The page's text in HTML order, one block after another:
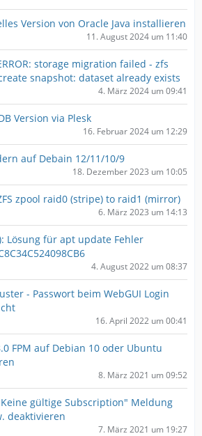
Version von Oracle Java installieren
11. August 2024 um 11:40
storage migration failed - zfs
snapshot: dataset already exists
4. März 2024 um 09:41
Version via Plesk
16. Februar 2024 um 12:29
auf Debain 12/11/10/9
18. Dezember 2023 um 10:05
zpool raid0 (stripe) to raid1 (mirror)
6. März 2023 um 14:13
Lösung für apt update Fehler
4. August 2022 um 08:37
- Passwort beim WebGUI Login
16. April 2022 um 00:41
FPM auf Debian 10 oder Ubuntu
8. März 2021 um 09:52
gültige Subscription" Meldung
deaktivieren
7. März 2021 um 19:27